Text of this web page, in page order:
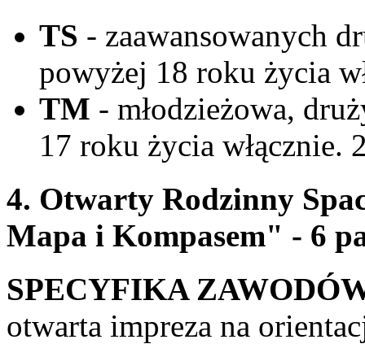
TS - zaawansowanych
powyżej 18 roku życia
TM - młodzieżowa,
17 roku życia
4. Otwarty Rodzinny
Mapa i Kompasem" - 6
SPECYFIKA
otwarta impreza na